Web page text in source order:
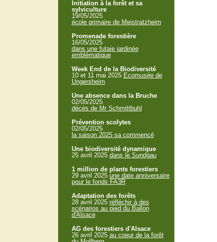
Initiation à la forêt et sa
sylviculture
19/05/2025
école primaire de Meistratzheim
Promenade forestière
16/05/2025
dans une futaie jardinée
emblématique
Week End de la Biodiversité
10 et 11 mai 2025 Ecomusée de
Ungersheim
Une absence dans la Bruche
02/05/2025
décès de Mr Schmittbuhl
Prévention scolytes
02/05/2025
la saison 2025 sa commencé
Une biodiversité dynamique
25 avril 2025 dans le Sundgau
1 million de plants forestiers
29 avril 2025 une date anniversaire
pour le fonds FA3R
Adaptation des forêts
28 avril 2025 réfléchir à des
scénarios au pied du Ballon
d'Alsace
AG des forestiers d'Alsace
26 avril 2025 au coeur de la forêt